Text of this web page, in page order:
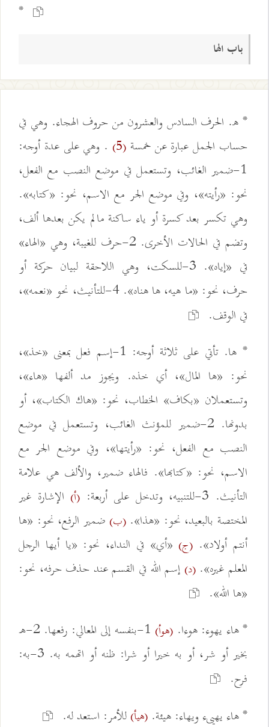
*
باب الها
* هـ. الحرف السادس والعشرون من حروف الهجاء. وهي في
حساب الجمل عبارة عن خمسة (5)
. وهي على عدة أوجه:
1-ضمير الغائب، وتستعمل في موضع النصب مع الفعل،
نحو: «رأيته»، وفي موضع الجر مع الاسم، نحو: «كتابه».
وهي تكسر بعد كسرة أو ياء ساكنة مالم يكن بعدها ألف،
وتضم في الحالات الأخرى. 2-حرف للغيبة، وهي «الهاء»
في «إياه». 3-للسكت، وهي اللاحقة لبيان حركة أو
حرف، نحو: «ما هيه، ها هناه». 4-للتأنيث، نحو «نعمه»،
في الوقف.
* ها. تأتي على ثلاثة أوجه: 1-إسم فعل بمعنى «خذ»،
نحو: «ها المال»، أي خذه. ويجوز مد ألفها «هاء»،
وتستعملان «بكاف» الخطاب، نحو: «هاك الكتاب»، أو
بدونها. 2-ضمير للمؤنث الغائب، وتستعمل في موضع
النصب مع الفعل، نحو: «رأيتها»، وفي موضع الجر مع
الاسم، نحو: «كتابها». فالهاء ضمير، والألف هي علامة
التأنيث. 3-للتنبيه، وتدخل على أربعة:
(أ) الإشارة غير
المختصة بالبعيد، نحو: «هذا».(ب) ضمير الرفع، نحو: «ها
أنتم أولاد». (ج) «أي» في النداء، نحو: «يا أيها الرجل
المعلم غيره».(د) إسم الله في القسم عند حذف حرفه، نحو:
«ها الله».
* هاء يهوء: هوءا. (هوأ)
1-بنفسه إلى المعالي: رفعها. 2-ه
بخير أو شر، أو به خيرا أو شرا: ظنه أو اتهمه به. 3-به:
فرح.
* هاء يهيىء ويهاء: هيئة. (هيأ)للأمر: استعد له.